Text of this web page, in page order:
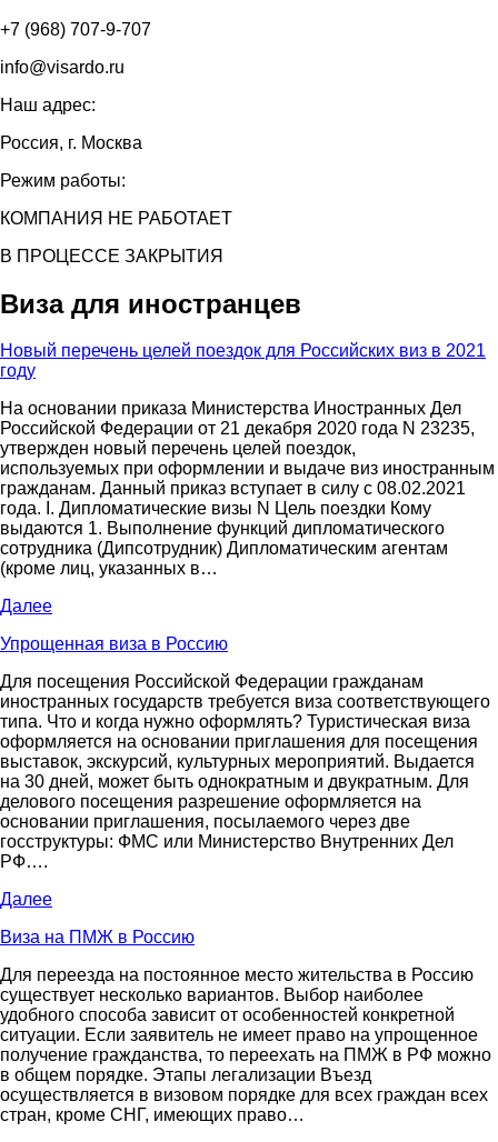
+7 (968) 707-9-707
info@visardo.ru
Наш адрес:
Россия, г. Москва
Режим работы:
КОМПАНИЯ НЕ РАБОТАЕТ
В ПРОЦЕССЕ ЗАКРЫТИЯ
Виза для иностранцев
Новый перечень целей поездок для Российских виз в 2021
году
На основании приказа Министерства Иностранных Дел
Российской Федерации от 21 декабря 2020 года N 23235,
утвержден новый перечень целей поездок,
используемых при оформлении и выдаче виз иностранным
гражданам. Данный приказ вступает в силу с 08.02.2021
года. I. Дипломатические визы N Цель поездки Кому
выдаются 1. Выполнение функций дипломатического
сотрудника (Дипсотрудник) Дипломатическим агентам
(кроме лиц, указанных в…
Далее
Упрощенная виза в Россию
Для посещения Российской Федерации гражданам
иностранных государств требуется виза соответствующего
типа. Что и когда нужно оформлять? Туристическая виза
оформляется на основании приглашения для посещения
выставок, экскурсий, культурных мероприятий. Выдается
на 30 дней, может быть однократным и двукратным. Для
делового посещения разрешение оформляется на
основании приглашения, посылаемого через две
госструктуры: ФМС или Министерство Внутренних Дел
РФ….
Далее
Виза на ПМЖ в Россию
Для переезда на постоянное место жительства в Россию
существует несколько вариантов. Выбор наиболее
удобного способа зависит от особенностей конкретной
ситуации. Если заявитель не имеет право на упрощенное
получение гражданства, то переехать на ПМЖ в РФ можно
в общем порядке. Этапы легализации Въезд
осуществляется в визовом порядке для всех граждан всех
стран, кроме СНГ, имеющих право…